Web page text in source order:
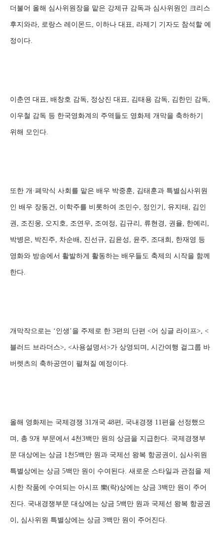
더불어 올해 심사위원장을 맡은 강제규 감독과 심사위원인 크리스
후지와라, 로랑스 레이몬드, 이하나 대표, 라제기 기자도 참석할 예
정이다.
이춘연 대표, 배창호 감독, 정상진 대표, 김태용 감독, 김한민 감독,
이우철 감독 등 한국영화계의 주역들도 영화제 개막을 축하하기
위해 모인다.
또한 개·폐막식 사회를 맡은 배우 박중훈, 김태훈과 특별심사위원
인 배우 장동건, 이학주를 비롯하여 조민수, 정인기, 유지태, 김인
권, 조진웅, 오지호, 조연우, 조여정, 김규리, 류현경, 권율, 한예리,
박병은, 박진주, 차순배, 진선규, 김윤성, 윤주, 조대희, 한재영 등
영화와 방송에서 활발하게 활동하는 배우들도 축제의 시작을 함께
한다.
개막작으로는 ‘인생’을 주제로 한 3편의 단편 <어 싱글 라이프>, <
블러드 브라더스>, <사용설명서>가 상영되며, 시간여행 걸그룹 바
버렛츠의 축하공연이 펼쳐질 예정이다.
올해 영화제는 국제경쟁 31개국 48편, 국내경쟁 11편을 선정했으
며, 총 9개 부문에서 4천3백만 원의 상금을 지급한다. 국제경쟁부
문 대상에는 상금 1천5백만 원과 국제선 왕복 항공권이, 심사위원
특별상에는 상금 5백만 원이 수여된다. 새로운 스타일과 관점을 제
시한 작품에 수여되는 아시프 樂(락)상에는 상금 3백만 원이 주어
진다. 국내경쟁부문 대상에는 상금 5백만 원과 국제선 왕복 항공권
이, 심사위원 특별상에는 상금 3백만 원이 주어진다.